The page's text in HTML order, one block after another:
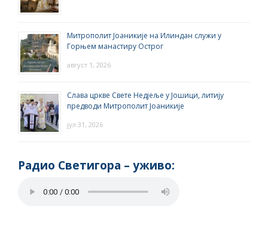
Митрополит Јоаникије на Илиндан служи у
Горњем манастиру Острог
август 1, 2026
Слава цркве Свете Недјеље у Јошици, литију
предводи Митрополит Јоаникије
јул 31, 2026
Радио Светигора – yживо: